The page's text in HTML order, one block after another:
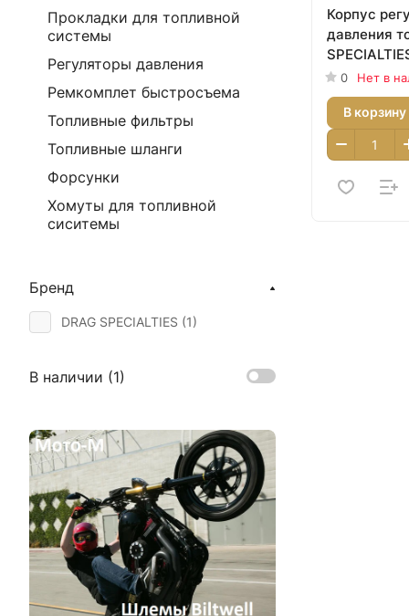
Корпус
давления
для
Davidson
2007 гг. и
2008 гг.
01, 10090014
0 Нет в
В корзину
Прокладки для топливной
системы
Регуляторы давления
Ремкомплет быстросъема
Топливные фильтры
Топливные шланги
Форсунки
Хомуты для топливной
сиситемы
Бренд
DRAG SPECIALTIES (1)
В наличии (1)